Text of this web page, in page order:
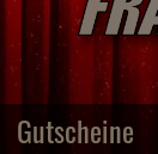
Gutscheine